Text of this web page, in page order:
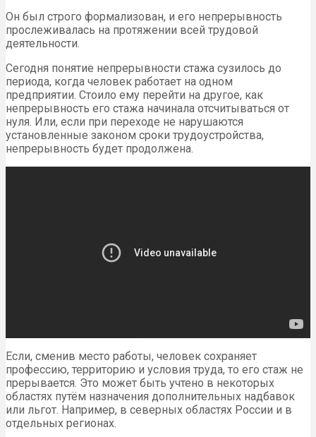
Он был строго формализован, и его непрерывность
прослеживалась на протяжении всей трудовой
деятельности.
Сегодня понятие непрерывности стажа сузилось до
периода, когда человек работает на одном
предприятии. Стоило ему перейти на другое, как
непрерывность его стажа начинала отсчитываться от
нуля. Или, если при переходе не нарушаются
установленные законом сроки трудоустройства,
непрерывность будет продолжена.
Если, сменив место работы, человек сохраняет
профессию, территорию и условия труда, то его стаж не
прерывается. Это может быть учтено в некоторых
областях путём назначения дополнительных надбавок
или льгот. Например, в северных областях России и в
отдельных регионах.